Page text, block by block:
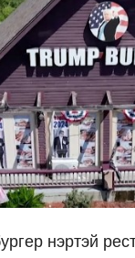
нэртэй